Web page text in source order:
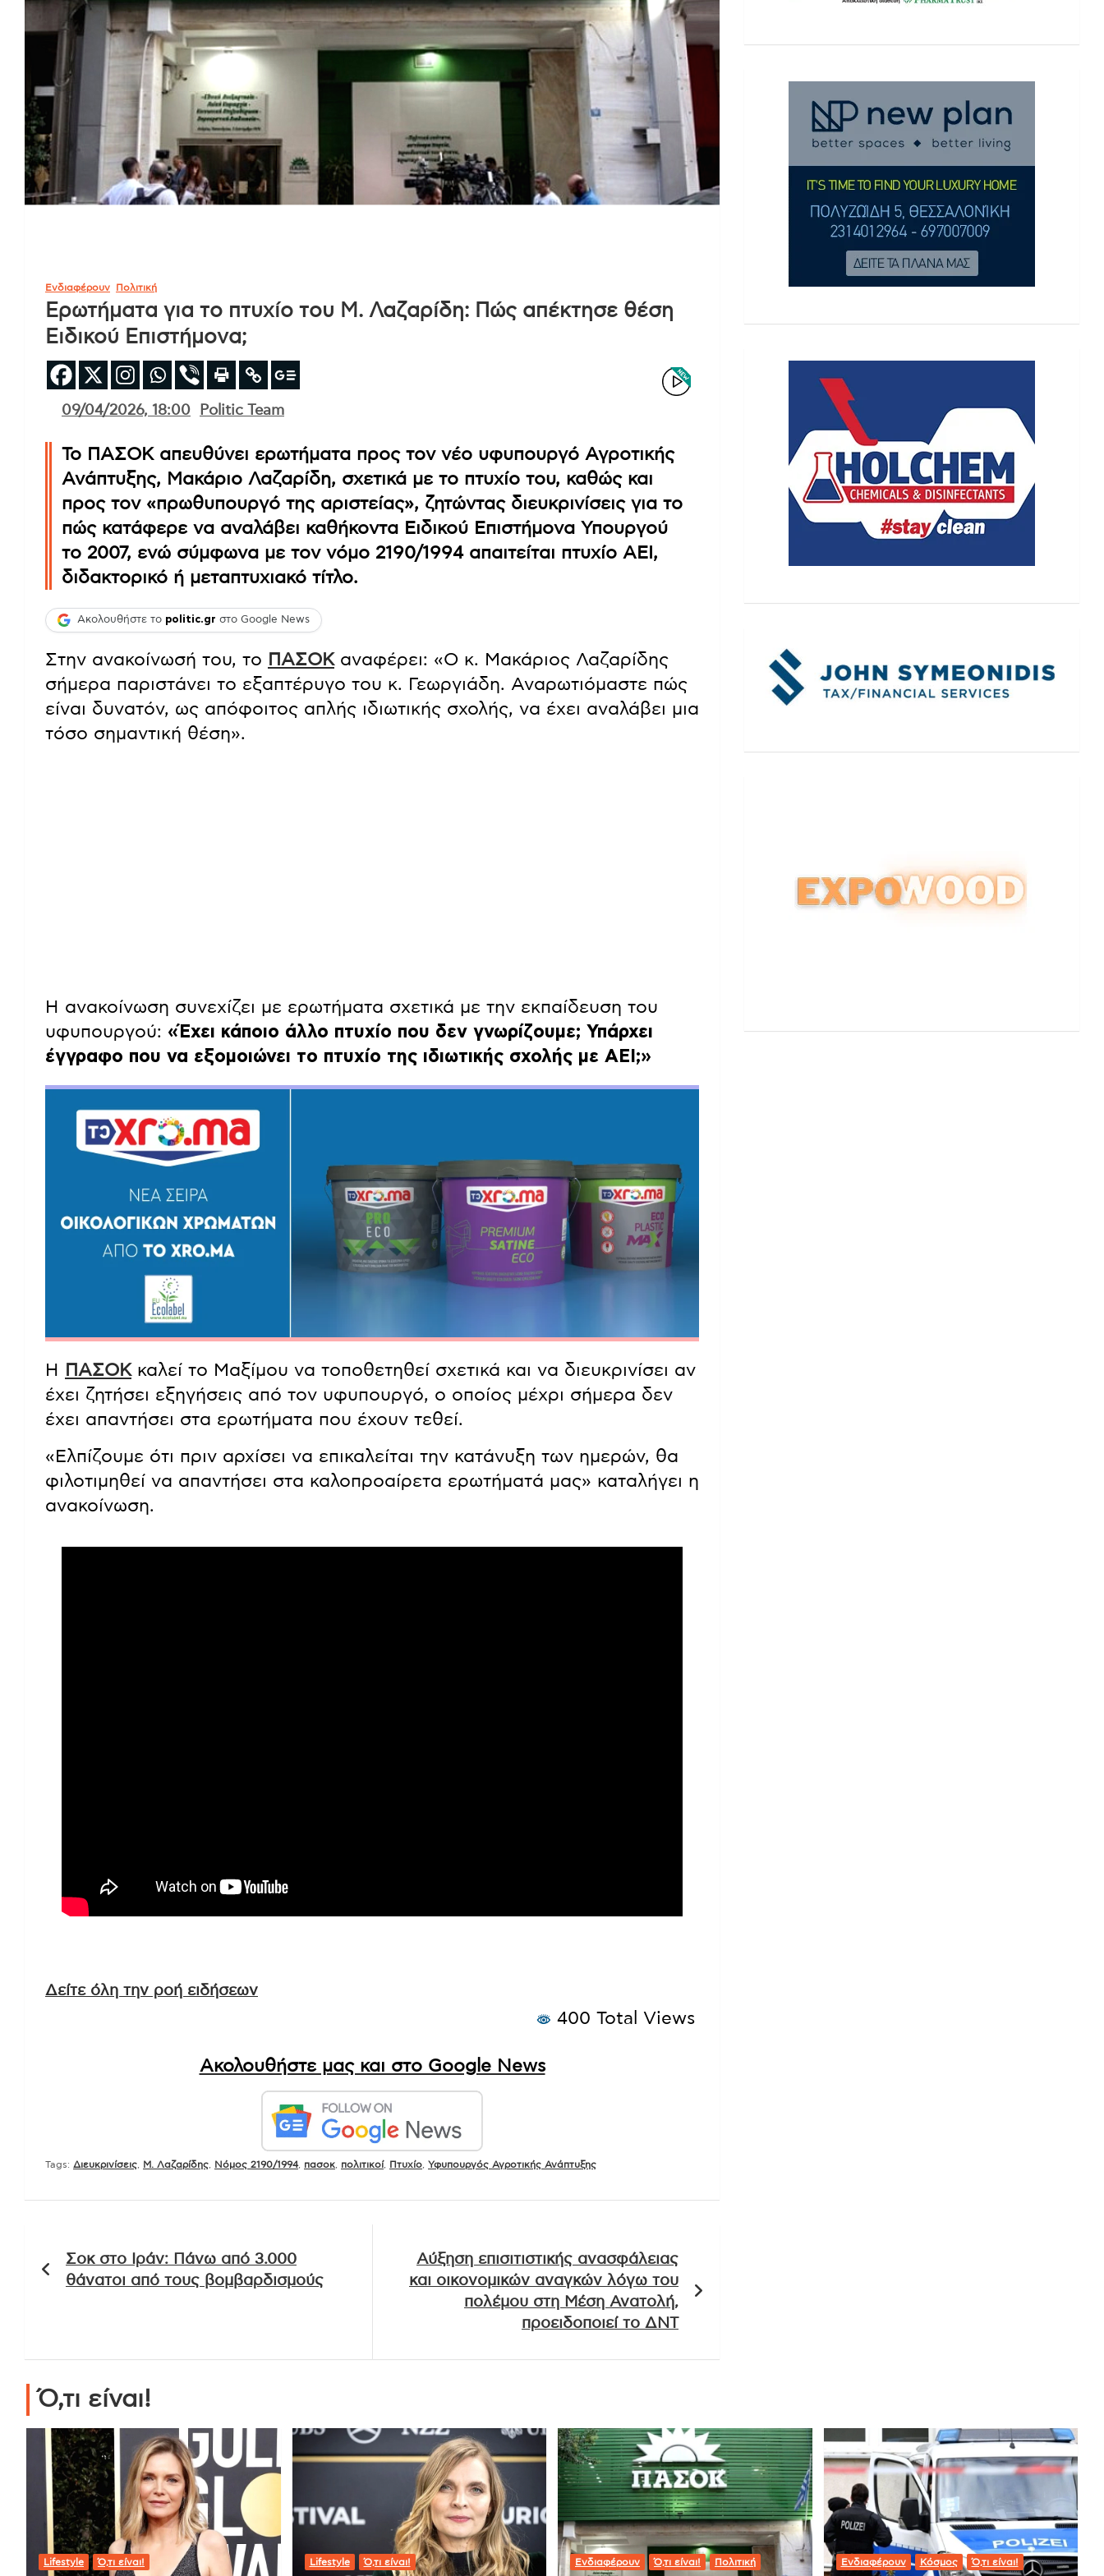
Ενδιαφέρουν Πολιτική
Ερωτήματα για το πτυχίο του Μ. Λαζαρίδη: Πώς απέκτησε θέση
Ειδικού Επιστήμονα;
09/04/2026, 18:00 Politic Team
Το ΠΑΣΟΚ απευθύνει ερωτήματα προς τον νέο υφυπουργό Αγροτικής
Ανάπτυξης, Μακάριο Λαζαρίδη, σχετικά με το πτυχίο του, καθώς και
προς τον «πρωθυπουργό της αριστείας», ζητώντας διευκρινίσεις για το
πώς κατάφερε να αναλάβει καθήκοντα Ειδικού Επιστήμονα Υπουργού
το 2007, ενώ σύμφωνα με τον νόμο 2190/1994 απαιτείται πτυχίο ΑΕΙ,
διδακτορικό ή μεταπτυχιακό τίτλο.
Ακολουθήστε το politic.gr στο Google News
Στην ανακοίνωσή του, το ΠΑΣΟΚαναφέρει: «Ο κ. Μακάριος Λαζαρίδης
σήμερα παριστάνει το εξαπτέρυγο του κ. Γεωργιάδη. Αναρωτιόμαστε πώς
είναι δυνατόν, ως απόφοιτος απλής ιδιωτικής σχολής, να έχει αναλάβει μια
τόσο σημαντική θέση».
Η ανακοίνωση συνεχίζει με ερωτήματα σχετικά με την εκπαίδευση του
υφυπουργού: «Έχει κάποιο άλλο πτυχίο που δεν γνωρίζουμε; Υπάρχει
έγγραφο που να εξομοιώνει το πτυχίο της ιδιωτικής σχολής με ΑΕΙ;»
Η ΠΑΣΟΚ καλεί το Μαξίμου να τοποθετηθεί σχετικά και να διευκρινίσει αν
έχει ζητήσει εξηγήσεις από τον υφυπουργό, ο οποίος μέχρι σήμερα δεν
έχει απαντήσει στα ερωτήματα που έχουν τεθεί.
«Ελπίζουμε ότι πριν αρχίσει να επικαλείται την κατάνυξη των ημερών, θα
φιλοτιμηθεί να απαντήσει στα καλοπροαίρετα ερωτήματά μας» καταλήγει η
ανακοίνωση.
Δείτε όλη την ροή ειδήσεων
400 Total Views
Ακολουθήστε μας και στο Google News
Tags: Διευκρινίσεις Μ. Λαζαρίδης Νόμος 2190/1994, πασοκ πολιτικοί, Πτυχίο Υφυπουργός Αγροτικής Ανάπτυξης
άρθρων
Σοκ στο Ιράν: Πάνω από 3.000
θάνατοι από τους βομβαρδισμούς
Αύξηση επισιτιστικής ανασφάλειας
και οικονομικών αναγκών λόγω του
πολέμου στη Μέση Ανατολή,
προειδοποιεί το ΔΝΤ
Ό,τι είναι!
Lifestyle Ό,τι είναι! Lifestyle Ό,τι είναι! Ενδιαφέρουν Ό,τι είναι! Πολιτική Ενδιαφέρουν Κόσμος Ό,τι είναι!